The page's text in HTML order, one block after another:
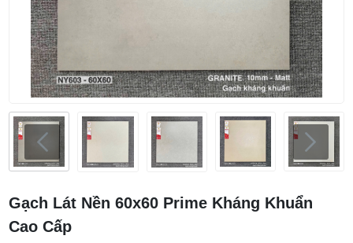
Gạch Lát Nền 60x60 Prime Kháng Khuẩn
Cao Cấp